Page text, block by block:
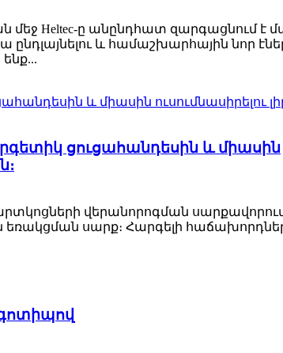
մեջ Heltec-ը անընդհատ զարգացնում է
և համաշխարհային նոր
ցուցահանդեսին և միասին
վերանորոգման
սարք։ Հարգելի հաճախորդներ